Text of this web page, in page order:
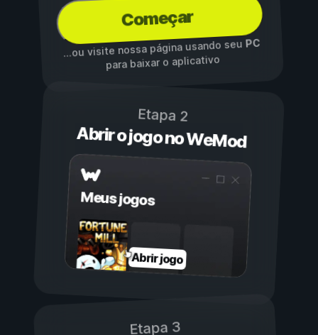
Começar
...ou visite nossa página usando seuPC
para baixar o aplicativo
Etapa 2
Abrir o jogo no WeMod
Meus jogos
Abrir jogo
Etapa 3